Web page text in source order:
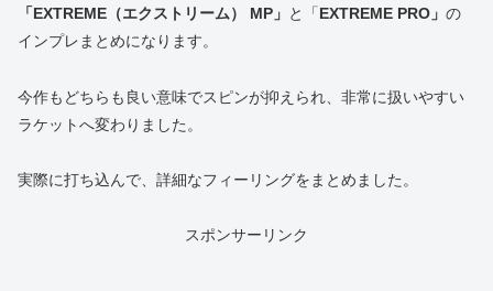
「EXTREME（エクストリーム） MP」 と「EXTREME PRO」 の
インプレまとめになります。
今作もどちらも良い意味でスピンが抑えられ、非常に扱いやすい
ラケットへ変わりました。
実際に打ち込んで、詳細なフィーリングをまとめました。
スポンサーリンク